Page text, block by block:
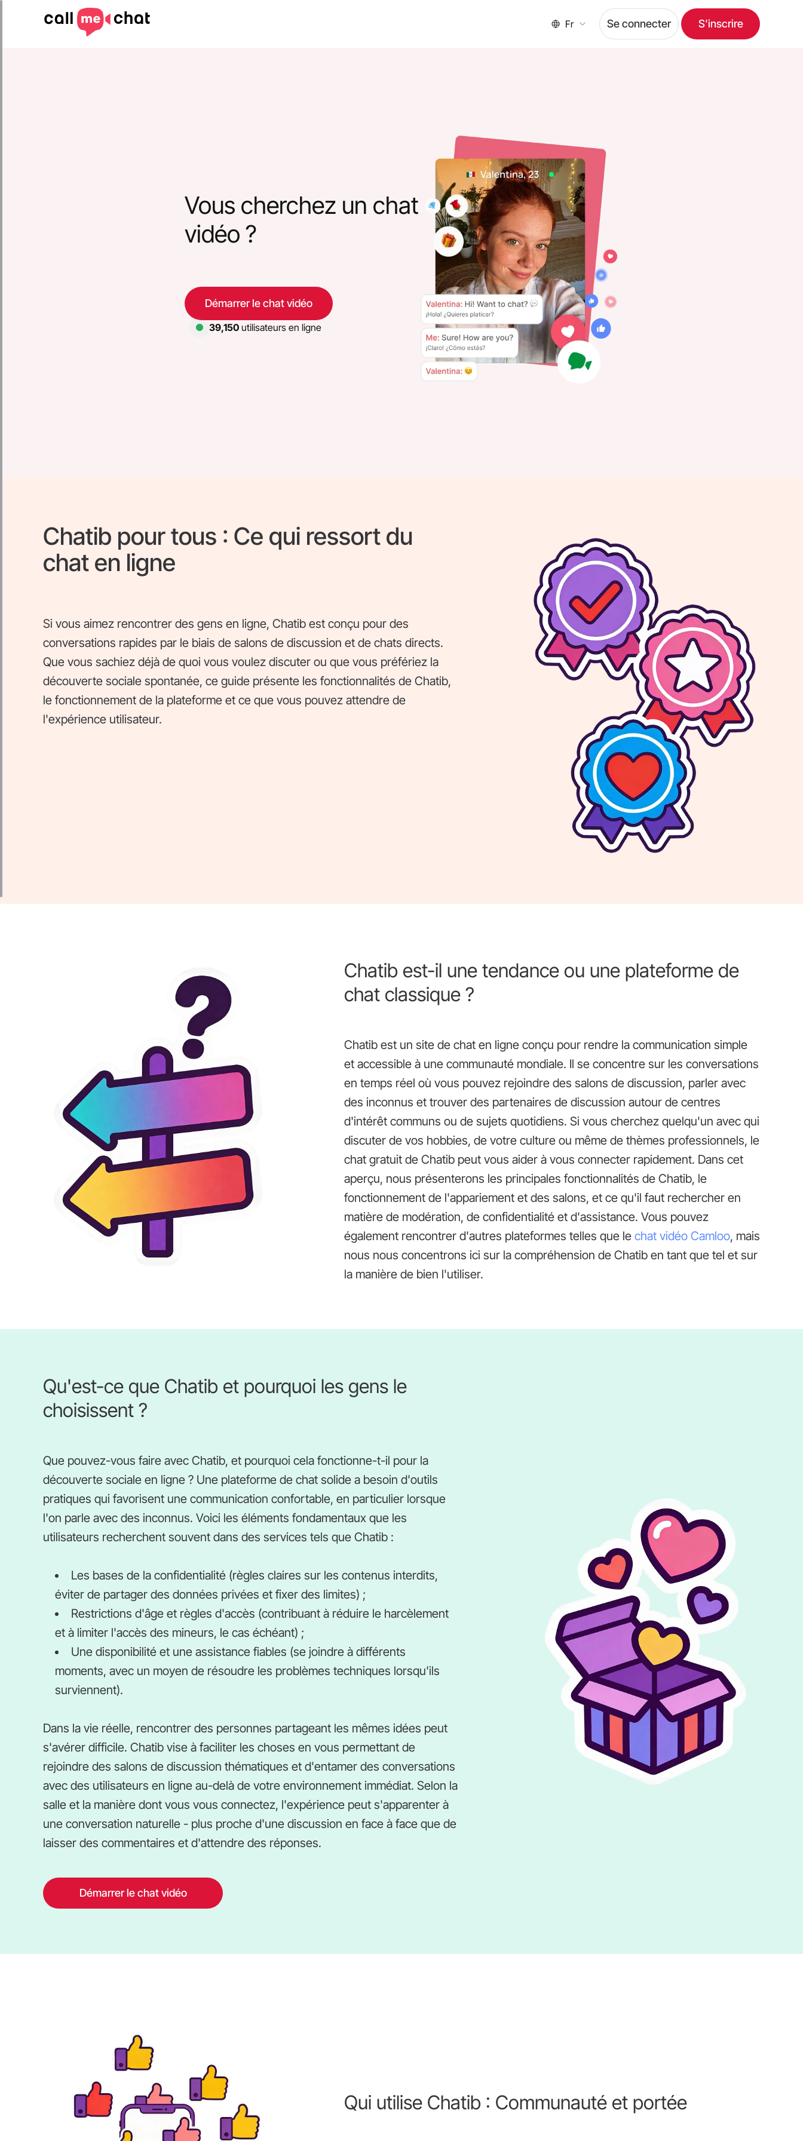
Fr Se connecter S'inscrire
Vous cherchez un chat
vidéo ?
Démarrer le chat vidéo
39,150utilisateurs en ligne
Chatib pour tous : Ce qui ressort du
chat en ligne
Si vous aimez rencontrer des gens en ligne, Chatib est conçu pour des
conversations rapides par le biais de salons de discussion et de chats directs.
Que vous sachiez déjà de quoi vous voulez discuter ou que vous préfériez la
découverte sociale spontanée, ce guide présente les fonctionnalités de Chatib,
le fonctionnement de la plateforme et ce que vous pouvez attendre de
l'expérience utilisateur.
Chatib est-il une tendance ou une plateforme de
chat classique ?
Chatib est un site de chat en ligne conçu pour rendre la communication simple
et accessible à une communauté mondiale. Il se concentre sur les conversations
en temps réel où vous pouvez rejoindre des salons de discussion, parler avec
des inconnus et trouver des partenaires de discussion autour de centres
d'intérêt communs ou de sujets quotidiens. Si vous cherchez quelqu'un avec qui
discuter de vos hobbies, de votre culture ou même de thèmes professionnels, le
chat gratuit de Chatib peut vous aider à vous connecter rapidement. Dans cet
aperçu, nous présenterons les principales fonctionnalités de Chatib, le
fonctionnement de l'appariement et des salons, et ce qu'il faut rechercher en
matière de modération, de confidentialité et d'assistance. Vous pouvez
également rencontrer d'autres plateformes telles que le chat vidéo Camloo, mais
nous nous concentrons ici sur la compréhension de Chatib en tant que tel et sur
la manière de bien l'utiliser.
Qu'est-ce que Chatib et pourquoi les gens le
choisissent ?
Que pouvez-vous faire avec Chatib, et pourquoi cela fonctionne-t-il pour la
découverte sociale en ligne ? Une plateforme de chat solide a besoin d'outils
pratiques qui favorisent une communication confortable, en particulier lorsque
l'on parle avec des inconnus. Voici les éléments fondamentaux que les
utilisateurs recherchent souvent dans des services tels que Chatib :
Les bases de la confidentialité (règles claires sur les contenus interdits,
éviter de partager des données privées et fixer des limites) ;
Restrictions d'âge et règles d'accès (contribuant à réduire le harcèlement
et à limiter l'accès des mineurs, le cas échéant) ;
Une disponibilité et une assistance fiables (se joindre à différents
moments, avec un moyen de résoudre les problèmes techniques lorsqu'ils
surviennent).
Dans la vie réelle, rencontrer des personnes partageant les mêmes idées peut
s'avérer difficile. Chatib vise à faciliter les choses en vous permettant de
rejoindre des salons de discussion thématiques et d'entamer des conversations
avec des utilisateurs en ligne au-delà de votre environnement immédiat. Selon la
salle et la manière dont vous vous connectez, l'expérience peut s'apparenter à
une conversation naturelle - plus proche d'une discussion en face à face que de
laisser des commentaires et d'attendre des réponses.
Démarrer le chat vidéo
Qui utilise Chatib : Communauté et portée